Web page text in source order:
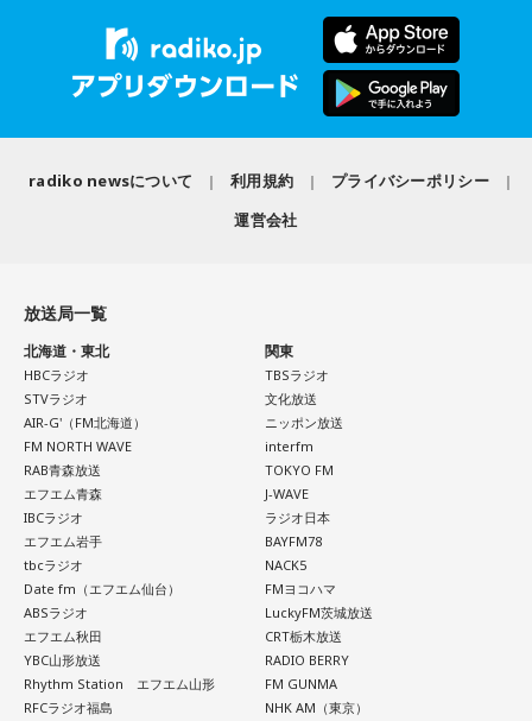
■放送日時：2026年8月16日（日） 19時～20時
■パーソナリティ：吉田尚記
■ゲスト：小山宙哉
■メールアドレス： manga@1242.com
■公式Xアカウント：@MANGARADIO1242
■ハッシュタグ：#マンガのラジオ
■番組HP：
https://manga-no-radio.com/
radiko newsについて 利用規約
プライバシーポリシー
運営会社
放送局一覧
北海道・東北
HBCラジオ
STVラジオ
AIR-G'（FM北海道）
FM NORTH WAVE
RAB青森放送
エフエム青森
IBCラジオ
エフエム岩手
tbcラジオ
Date fm（エフエム仙台）
ABSラジオ
エフエム秋田
YBC山形放送
Rhythm Station エフエム山形
RFCラジオ福島
関東
TBSラジオ
文化放送
ニッポン放送
interfm
TOKYO FM
J-WAVE
ラジオ日本
BAYFM78
NACK5
FMヨコハマ
LuckyFM茨城放送
CRT栃木放送
RADIO BERRY
FM GUNMA
NHK AM（東京）